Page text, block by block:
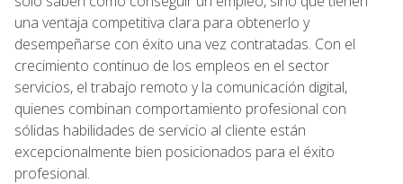
una ventaja competitiva clara para obtenerlo y
desempeñarse con éxito una vez contratadas. Con el
crecimiento continuo de los empleos en el sector
servicios, el trabajo remoto y la comunicación digital,
quienes combinan comportamiento profesional con
sólidas habilidades de servicio al cliente están
excepcionalmente bien posicionados para el éxito
profesional.